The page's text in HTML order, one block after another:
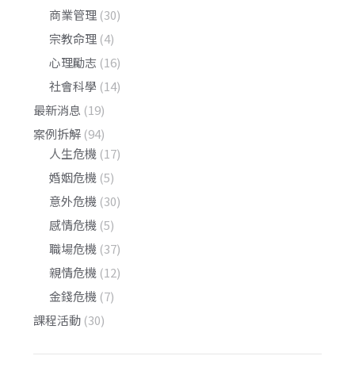
商業管理 (30)
宗教命理 (4)
心理勵志 (16)
社會科學 (14)
最新消息 (19)
案例拆解 (94)
人生危機 (17)
婚姻危機 (5)
意外危機 (30)
感情危機 (5)
職場危機 (37)
親情危機 (12)
金錢危機 (7)
課程活動 (30)